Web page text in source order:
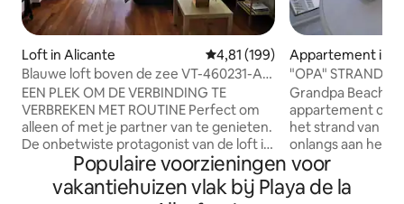
Loft in Alicante Gemiddelde beoordeling van
4,81 (199)
Blauwe loft boven de zee VT-460231-A.
IDEAAL VOOR KOPPELS
EEN PLEK OM DE VERBINDING TE
VERBREKEN MET ROUTINE Perfect om
alleen of met je partner van te genieten.
De onbetwiste protagonist van de loft is
ervaring, het GEVOEL van LEVEN OP een
BOOT. Laat jezelf luisteren naar het
Appartement in
"OPA"
Grandpa Beach
appartement op
het strand van
onlangs aan het
prachtig uitzicht
Zee. Je hebt
strand vanaf de
Populaire voorzieningen voor
vakantiehuizen vlak bij Playa de la